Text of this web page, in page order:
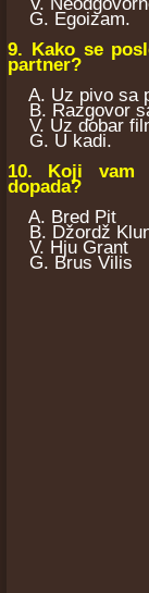
G. Egoizam.
9. Kako se
partner?
A. Uz pivo sa
B. Razgovor
V. Uz dobar
G. U kadi.
10. Koji vam
dopada?
A. Bred Pit
B. Džordž
V. Hju Grant
G. Brus Vilis